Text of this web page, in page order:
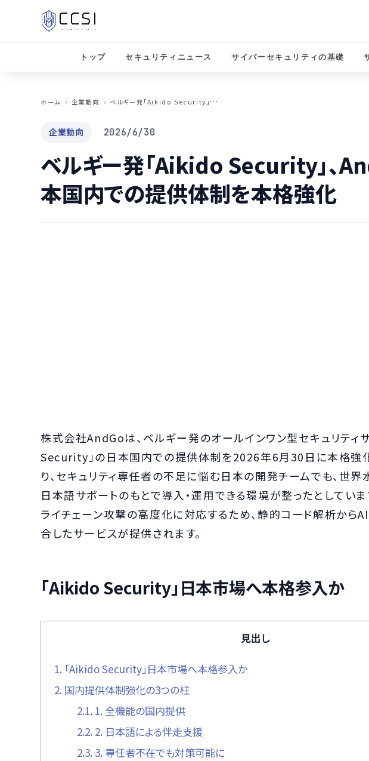
トップ セキュリティニュース サイバーセキュリティの基礎
ホーム
企業動向 ベ
ルギー発「Aikido Security」、AndGoが日本国内での提供体制を本格強化
企業動向 2026/6/30
ベルギー発「Aikido Security」、
本国内での提供体制を本格強化
株式会社AndGoは、ベルギー発のオールインワン型セキュリティ
Security」の日本国内での提供体制を2026年6月30日に本格強化
り、セキュリティ専任者の不足に悩む日本の開発チームでも、世
日本語サポートのもとで導入・運用できる環境が整ったとしていま
ライチェーン攻撃の高度化に対応するため、静的コード解析から
合したサービスが提供されます。
「Aikido Security」日本市場へ本格参入か
見出し
1. 「Aikido Security」日本市場へ本格参入か
2. 国内提供体制強化の3つの柱
2.1. 1. 全機能の国内提供
2.2. 2. 日本語による伴走支援
2.3. 3. 専任者不在でも対策可能に